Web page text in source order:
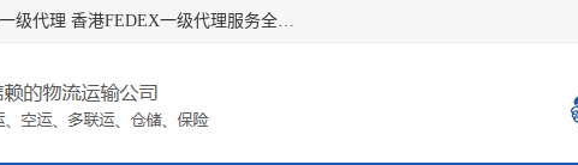
广州深圳东莞上海香港起运到日本各地日本专线快递物流，流通王，日本专线，香港DHL一级代理 香港FEDEX一级代理服务全球主要地区。我司各员工在国际物流行业经验超8年，热枕为各广大进口商与进口商提供优质服务.